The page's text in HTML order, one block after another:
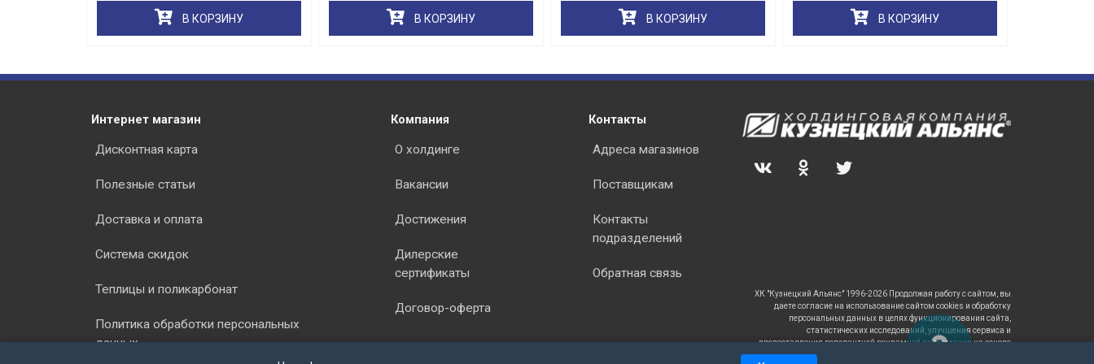
В КОРЗИНУ В КОРЗИНУ В КОРЗИНУ В КОРЗИНУ
Интернет магазин
Дисконтная карта
Полезные статьи
Доставка и оплата
Система скидок
Теплицы и поликарбонат
Политика обработки персональных
данных
Компания
О холдинге
Вакансии
Достижения
Дилерские
сертификаты
Договор-оферта
Контакты
Адреса магазинов
Поставщикам
Контакты
подразделений
Обратная связь
ХК "Кузнецкий Альянс" 1996-2026 Продолжая работу с сайтом, вы
даете согласие на использование сайтом cookies и обработку
персональных данных в целях функционирования сайта,
статистических исследований, улучшения сервиса и
предоставления релевантной рекламной информации на основе